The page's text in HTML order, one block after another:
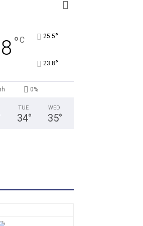
°C 25.5°
23.8°
0%
TUE
34°
WED
35°